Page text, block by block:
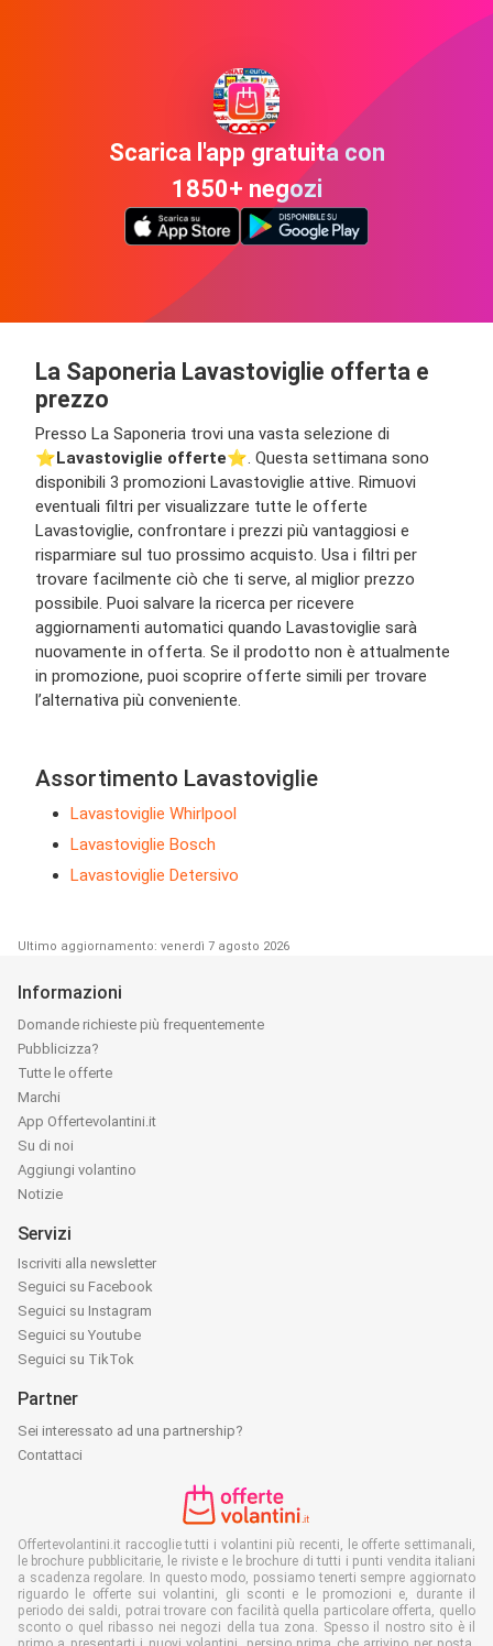
Scarica l'app gratuita con
1850+ negozi
La Saponeria Lavastoviglie offerta e
prezzo
Presso La Saponeria trovi una vasta selezione di
⭐️Lavastoviglie offerte⭐️. Questa settimana sono
disponibili 3 promozioni Lavastoviglie attive. Rimuovi
eventuali filtri per visualizzare tutte le offerte
Lavastoviglie, confrontare i prezzi più vantaggiosi e
risparmiare sul tuo prossimo acquisto. Usa i filtri per
trovare facilmente ciò che ti serve, al miglior prezzo
possibile. Puoi salvare la ricerca per ricevere
aggiornamenti automatici quando Lavastoviglie sarà
nuovamente in offerta. Se il prodotto non è attualmente
in promozione, puoi scoprire offerte simili per trovare
l’alternativa più conveniente.
Assortimento Lavastoviglie
Lavastoviglie Whirlpool
Lavastoviglie Bosch
Lavastoviglie Detersivo
Ultimo aggiornamento: venerdì 7 agosto 2026
Informazioni
Domande richieste più frequentemente
Pubblicizza?
Tutte le offerte
Marchi
App Offertevolantini.it
Su di noi
Aggiungi volantino
Notizie
Servizi
Iscriviti alla newsletter
Seguici su Facebook
Seguici su Instagram
Seguici su Youtube
Seguici su TikTok
Partner
Sei interessato ad una partnership?
Contattaci
Offertevolantini.it raccoglie tutti i volantini più recenti, le offerte settimanali,
le brochure pubblicitarie, le riviste e le brochure di tutti i punti vendita italiani
a scadenza regolare. In questo modo, possiamo tenerti sempre aggiornato
riguardo le offerte sui volantini, gli sconti e le promozioni e, durante il
periodo dei saldi, potrai trovare con facilità quella particolare offerta, quello
sconto o quel ribasso nei negozi della tua zona. Spesso il nostro sito è il